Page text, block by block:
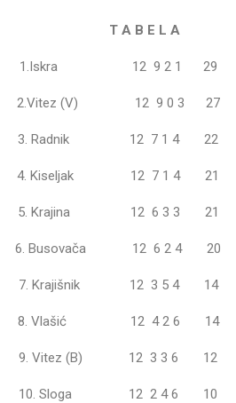
T A B E L A
1.Iskra 12 9 2 1 29
2.Vitez (V) 12 9 0 3 27
3. Radnik 12 7 1 4 22
4. Kiseljak 12 7 1 4 21
5. Krajina 12 6 3 3 21
6. Busovača 12 6 2 4 20
7. Krajišnik 12 3 5 4 14
8. Vlašić 12 4 2 6 14
9. Vitez (B) 12 3 3 6 12
10. Sloga 12 2 4 6 10